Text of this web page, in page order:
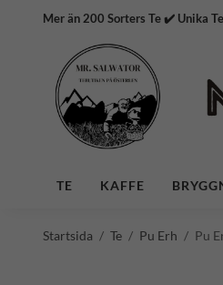
Mer än 200 Sorters Te ✔️
TE KAFFE
Startsida / Te / Pu Erh / Pu